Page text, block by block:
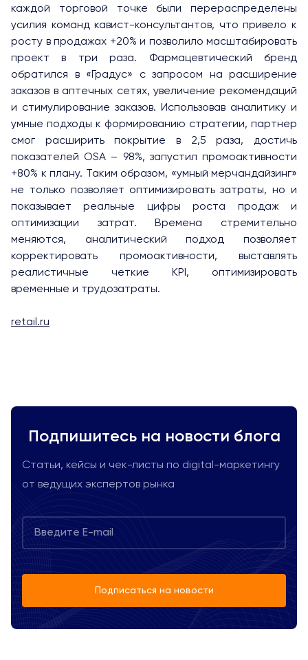
каждой торговой точке были перераспределены
усилия команд кавист-консультантов, что привело к
росту в продажах +20% и позволило масштабировать
проект в три раза. Фармацевтический бренд
обратился в «Градус» с запросом на расширение
заказов в аптечных сетях, увеличение рекомендаций
и стимулирование заказов. Использовав аналитику и
умные подходы к формированию стратегии, партнер
смог расширить покрытие в 2,5 раза, достичь
показателей OSA – 98%, запустил промоактивности
+80% к плану. Таким образом, «умный мерчандайзинг»
не только позволяет оптимизировать затраты, но и
показывает реальные цифры роста продаж и
оптимизации затрат. Времена стремительно
меняются, аналитический подход позволяет
корректировать промоактивности, выставлять
реалистичные четкие KPI, оптимизировать
временные и трудозатраты.
retail.ru
Подпишитесь на новости блога
Статьи, кейсы и чек-листы по digital-маркетингу
от ведущих экспертов рынка
Подписаться на новости